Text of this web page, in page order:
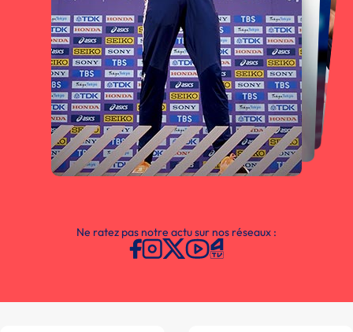
Ne ratez pas notre actu sur nos réseaux :